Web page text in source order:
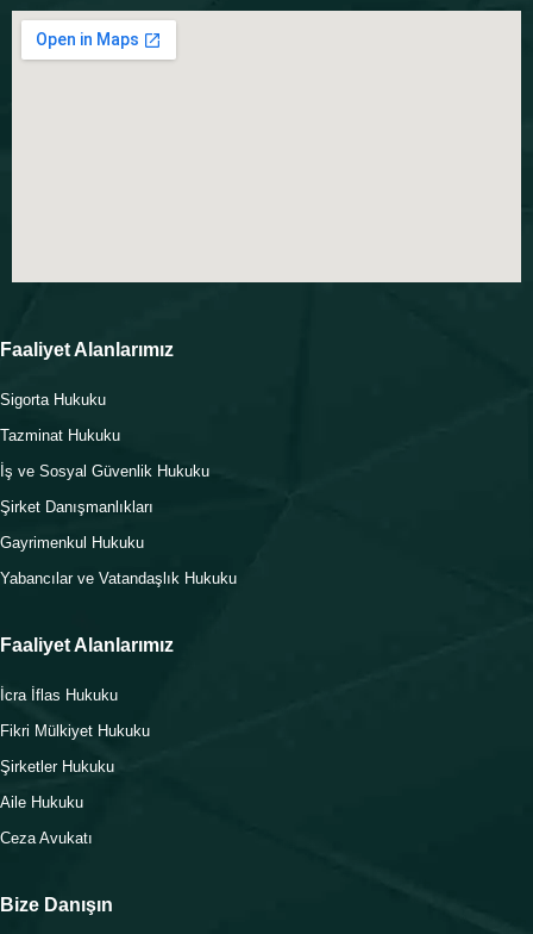
Faaliyet Alanlarımız
Sigorta Hukuku
Tazminat Hukuku
İş ve Sosyal Güvenlik Hukuku
Şirket Danışmanlıkları
Gayrimenkul Hukuku
Yabancılar ve Vatandaşlık Hukuku
Faaliyet Alanlarımız
İcra İflas Hukuku
Fikri Mülkiyet Hukuku
Şirketler Hukuku
Aile Hukuku
Ceza Avukatı
Bize Danışın